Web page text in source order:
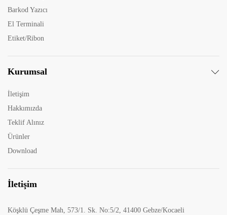
Barkod Yazıcı
El Terminali
Etiket/Ribon
Kurumsal
İletişim
Hakkımızda
Teklif Alınız
Ürünler
Download
İletişim
Köşklü Çeşme Mah, 573/1. Sk. No:5/2, 41400 Gebze/Kocaeli